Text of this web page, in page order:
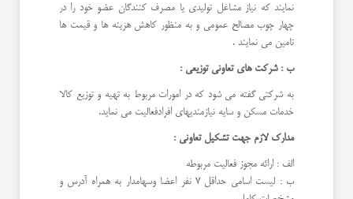
نمایند که نیاز مشاغل تولیدی یا مصرف کنندگان عضو خود را در
چهار چوب مصالح عمومی و به منظور کاهش هزینه ها و قیمت ها
تامین می نمایند .
ب : شرکت های تعاونی توزیعی :
به شرکتی گفته می شود که در امورات مربوط به تهیه و توزیع کالا
خدمات مسکن و سایه نیازمندیهای افرادفعالیت می نماید.
مدارک لازم جهت تشکیل تعاونی :
الف : ارائه مجوز فعالیت مربوطه
ب : لیست اسامی حداقل 7 نفر اعضا وسهامدار به همراه آدرس و